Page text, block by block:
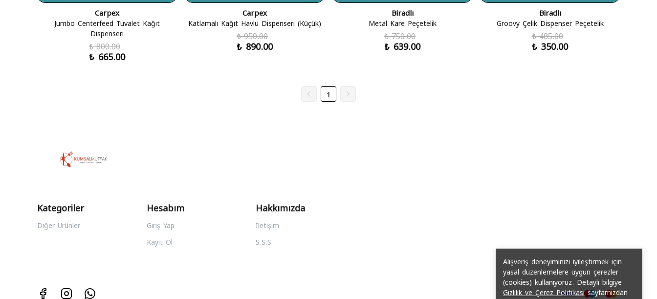
Alışveriş deneyiminizi iyileştirmek için
yasal düzenlemelere uygun çerezler
(cookies) kullanıyoruz. Detaylı bilgiye
Gizlilik ve Çerez Politikasısayfamızdan
Carpex
Jumbo Centerfeed Tuvalet Kağıt
Dispenseri
₺ 800.00
₺ 665.00
Carpex
Katlamalı Kağıt Havlu Dispenseri (Küçük)
₺ 950.00
₺ 890.00
Biradlı
Metal Kare Peçetelik
₺ 750.00
₺ 639.00
Biradlı
Groovy Çelik Dispenser Peçetelik
₺ 485.00
₺ 350.00
1
Kategoriler
Diğer Ürünler
Hesabım
Giriş Yap
Kayıt Ol
Hakkımızda
İletişim
S.S.S